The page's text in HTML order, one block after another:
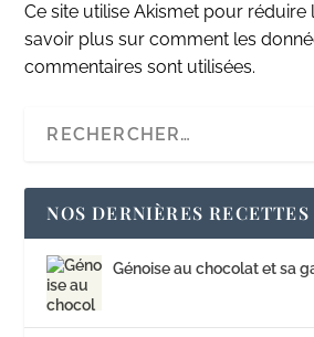
Ce site utilise Akismet pour réduire
savoir plus sur comment les
commentaires sont utilisées.
NOS DERNIÈRES RECETTES
Génoise au chocolat et sa